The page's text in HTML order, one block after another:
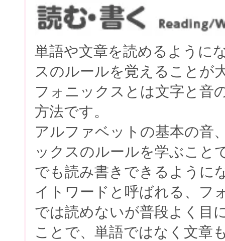
単語や文章を読めるように
スのルールを覚えることが
フォニックスとは文字と音
方法です。
アルファベットの基本の音
ックスのルールを学ぶこと
でも読み書きできるように
イトワードと呼ばれる、フ
では読めないが普段よく目
ことで、単語ではなく文章